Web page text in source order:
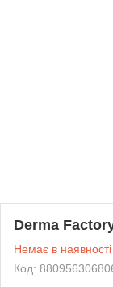
Derma
Немає в наявності
Код: